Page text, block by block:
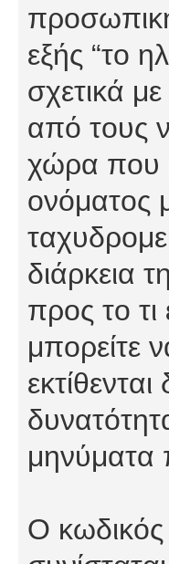
εξής “το
σχετικά
από τους
χώρα που
ονόματος
διάρκεια
προς το τι
μπορείτε
μηνύματα
Ο κωδικός